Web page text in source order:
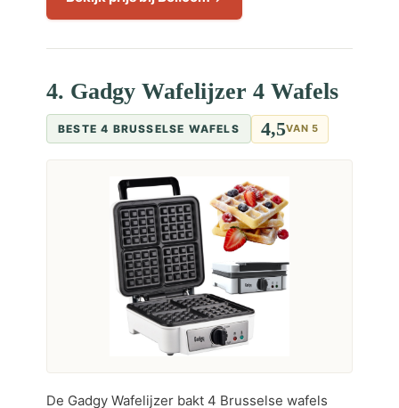
4. Gadgy Wafelijzer 4 Wafels
BESTE 4 BRUSSELSE WAFELS 4,5VAN 5
De Gadgy Wafelijzer bakt 4 Brusselse wafels